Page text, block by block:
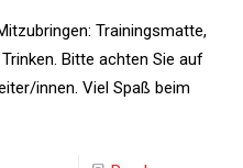
Trainingsmatte,
Bitte achten Sie auf
innen. Viel Spaß beim